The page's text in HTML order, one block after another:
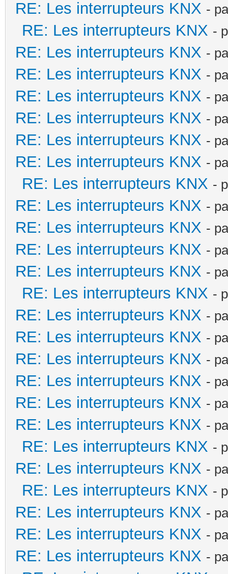
RE: Les interrupteurs KNX -
RE: Les interrupteurs KNX -
RE: Les interrupteurs KNX -
RE: Les interrupteurs KNX -
RE: Les interrupteurs KNX -
RE: Les interrupteurs KNX -
RE: Les interrupteurs KNX -
RE: Les interrupteurs KNX -
RE: Les interrupteurs KNX -
RE: Les interrupteurs KNX -
RE: Les interrupteurs KNX -
RE: Les interrupteurs KNX -
RE: Les interrupteurs KNX -
RE: Les interrupteurs KNX -
RE: Les interrupteurs KNX -
RE: Les interrupteurs KNX -
RE: Les interrupteurs KNX -
RE: Les interrupteurs KNX -
RE: Les interrupteurs KNX -
RE: Les interrupteurs KNX -
RE: Les interrupteurs KNX -
RE: Les interrupteurs KNX -
RE: Les interrupteurs KNX -
RE: Les interrupteurs KNX -
RE: Les interrupteurs KNX -
RE: Les interrupteurs KNX -